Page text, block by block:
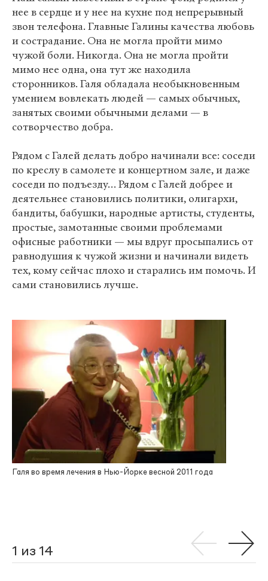
нее в сердце и у нее на кухне под непрерывный
звон телефона. Главные Галины качества любовь
и сострадание. Она не могла пройти мимо
чужой боли. Никогда. Она не могла пройти
мимо нее одна, она тут же находила
сторонников. Галя обладала необыкновенным
умением вовлекать людей — самых обычных,
занятых своими обычными делами — в
сотворчество добра.
Рядом с Галей делать добро начинали все: соседи
по креслу в самолете и концертном зале, и даже
соседи по подъезду… Рядом с Галей добрее и
деятельнее становились политики, олигархи,
бандиты, бабушки, народные артисты, студенты,
простые, замотанные своими проблемами
офисные работники — мы вдруг просыпались от
равнодушия к чужой жизни и начинали видеть
тех, кому сейчас плохо и старались им помочь. И
сами становились лучше.
Галя во время лечения в Нью-Йорке весной 2011 года
1 из 14